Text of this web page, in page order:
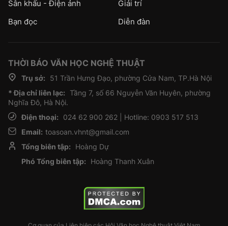
Sân khấu - Điện ảnh
Giải trí
Bạn đọc
Diễn đàn
THỜI BÁO VĂN HỌC NGHỆ THUẬT
Trụ sở:
51 Trần Hưng Đạo, phường Cửa Nam, TP.Hà Nội
* Địa chỉ liên lạc: Tầng 7, số 66 Nguyễn Văn Huyên, phường
Nghĩa Đô, Hà Nội.
Điện thoại:
024 62 900 262 | Hotline: 0903 517 513
Email: toasoan.vhnt@gmail.com
Tổng biên tập:
Hoàng Dự
Phó Tổng biên tập:
Hoàng Thanh Xuân